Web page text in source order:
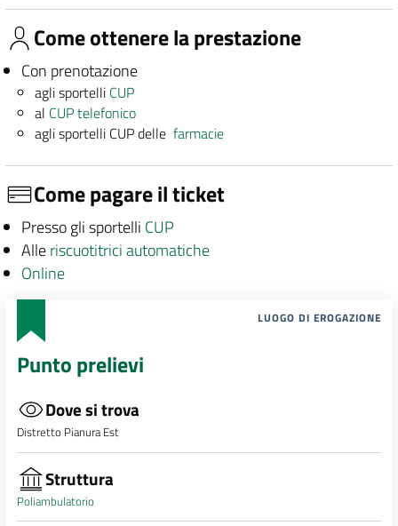
Come ottenere la prestazione
Con prenotazione
agli sportelli CUP
al CUP telefonico
agli sportelli CUP dellefarmacie
Come pagare il ticket
Presso gli sportelli CUP
Alleriscuotitrici automatiche
Online
LUOGO DI EROGAZIONE
Punto prelievi
Dove si trova
Distretto Pianura Est
Struttura
Poliambulatorio